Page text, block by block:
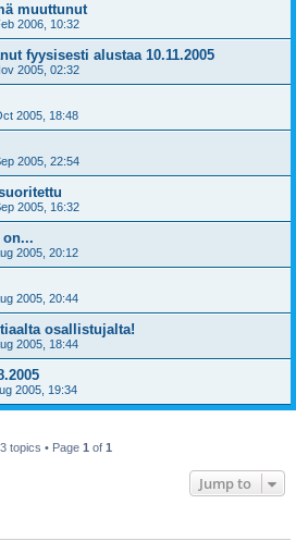
muuttunut
2006, 10:32
fyysisesti alustaa 10.11.2005
2005, 02:32
2005, 18:48
2005, 22:54
2005, 16:32
2005, 20:12
2005, 20:44
osallistujalta!
2005, 18:44
2005, 19:34
topics • Page 1 of 1
Jump to